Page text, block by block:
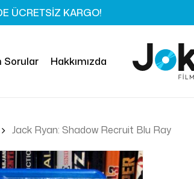
ÜCRETSİZ KARGO!
Sorular Hakkımızda
Jack Ryan: Shadow Recruit Blu Ray